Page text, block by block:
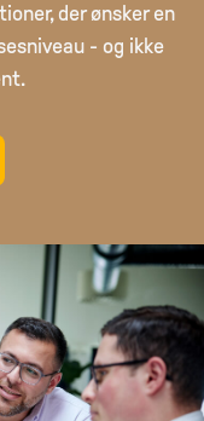
der ønsker en
- og ikke